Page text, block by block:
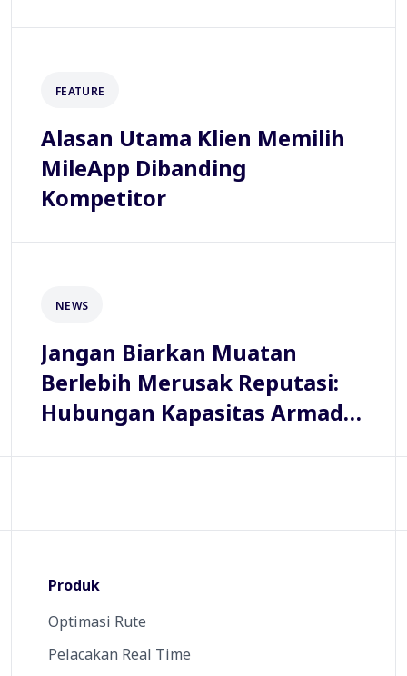
FEATURE
Alasan Utama Klien Memilih
MileApp Dibanding
Kompetitor
NEWS
Jangan Biarkan Muatan
Berlebih Merusak Reputasi:
Hubungan Kapasitas Armada
Produk
Optimasi Rute
Pelacakan Real Time